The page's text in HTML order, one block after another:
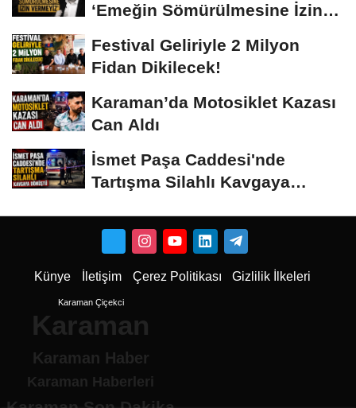
‘Emeğin Sömürülmesine İzin
Festival Geliriyle 2 Milyon
Fidan Dikilecek!
Karaman’da Motosiklet Kazası
Can Aldı
İsmet Paşa Caddesi'nde
Tartışma Silahlı Kavgaya
Künye İletişim Çerez Politikası Gizlilik İlkeleri
Karaman Çiçekci
Karaman
Karaman Haber
Karaman Haberleri